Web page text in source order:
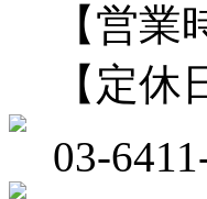
【営
【定
03-